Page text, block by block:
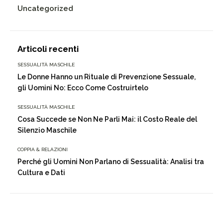
Uncategorized
Articoli recenti
SESSUALITÀ MASCHILE
Le Donne Hanno un Rituale di Prevenzione Sessuale,
gli Uomini No: Ecco Come Costruirtelo
SESSUALITÀ MASCHILE
Cosa Succede se Non Ne Parli Mai: il Costo Reale del
Silenzio Maschile
COPPIA & RELAZIONI
Perché gli Uomini Non Parlano di Sessualità: Analisi tra
Cultura e Dati